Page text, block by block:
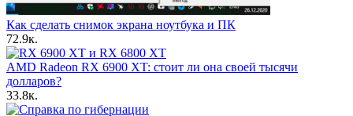
Как сделать снимок экрана ноутбука и ПК
72.9к.
AMD Radeon RX 6900 XT: стоит ли она своей тысячи
долларов?
33.8к.